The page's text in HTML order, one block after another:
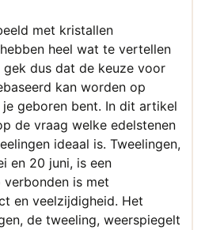
heel wat te vertellen
dus dat de keuze voor
kan worden op
geboren bent. In dit artikel
de vraag welke edelstenen
ideaal is. Tweelingen,
en 20 juni, is een
is met
en veelzijdigheid. Het
de tweeling, weerspiegelt